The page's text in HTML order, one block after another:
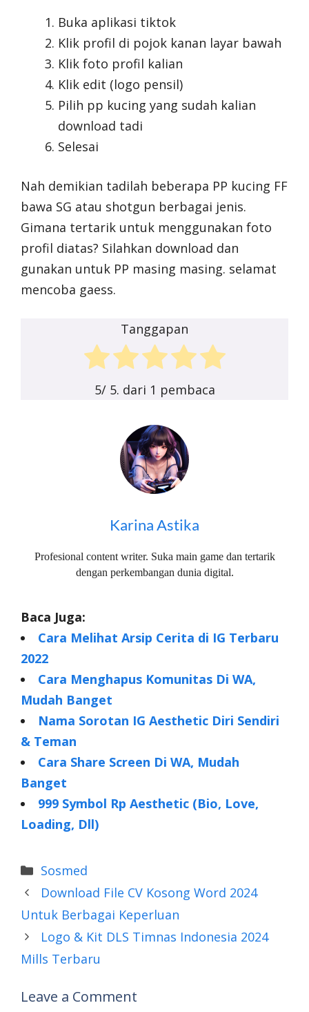
Buka aplikasi tiktok
Klik profil di pojok kanan layar bawah
Klik foto profil kalian
Klik edit (logo pensil)
Pilih pp kucing yang sudah kalian
download tadi
Selesai
Nah demikian tadilah beberapa PP kucing FF
bawa SG atau shotgun berbagai jenis.
Gimana tertarik untuk menggunakan foto
profil diatas? Silahkan download dan
gunakan untuk PP masing masing. selamat
mencoba gaess.
Tanggapan
5/ 5. dari 1 pembaca
Karina Astika
Profesional content writer. Suka main game dan tertarik
dengan perkembangan dunia digital.
Baca Juga:
Cara Melihat Arsip Cerita di IG Terbaru
2022
Cara Menghapus Komunitas Di WA,
Mudah Banget
Nama Sorotan IG Aesthetic Diri Sendiri
& Teman
Cara Share Screen Di WA, Mudah
Banget
999 Symbol Rp Aesthetic (Bio, Love,
Loading, Dll)
Categories
Sosmed
Download File CV Kosong Word 2024
Untuk Berbagai Keperluan
Logo & Kit DLS Timnas Indonesia 2024
Mills Terbaru
Leave a Comment